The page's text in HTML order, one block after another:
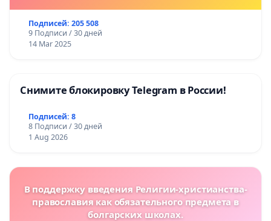
за преступления против животных!
Подписей: 205 508
9 Подписи / 30 дней
14 Mar 2025
Снимите блокировку Telegram в России!
Подписей: 8
8 Подписи / 30 дней
1 Aug 2026
В поддержку введения Религии-христианства-
православия как обязательного предмета в
болгарских школах.